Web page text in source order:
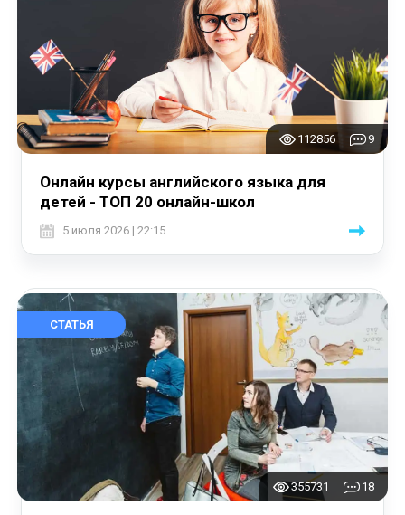
112856 9
Онлайн курсы английского языка для
детей - ТОП 20 онлайн-школ
5 июля 2026 | 22:15
СТАТЬЯ
355731 18